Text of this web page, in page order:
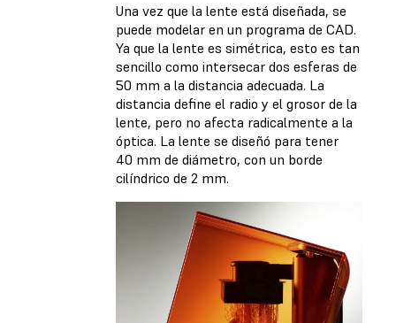
Una vez que la lente está diseñada, se
puede modelar en un programa de CAD.
Ya que la lente es simétrica, esto es tan
sencillo como intersecar dos esferas de
50 mm a la distancia adecuada. La
distancia define el radio y el grosor de la
lente, pero no afecta radicalmente a la
óptica. La lente se diseñó para tener
40 mm de diámetro, con un borde
cilíndrico de 2 mm.